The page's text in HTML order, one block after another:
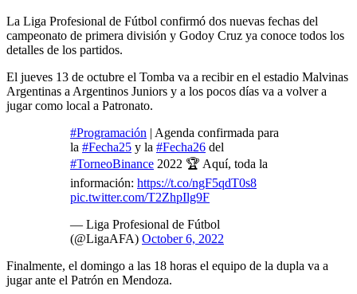
La Liga Profesional de Fútbol confirmó dos nuevas fechas del
campeonato de primera división y Godoy Cruz ya conoce todos los
detalles de los partidos.
El jueves 13 de octubre el Tomba va a recibir en el estadio Malvinas
Argentinas a Argentinos Juniors y a los pocos días va a volver a
jugar como local a Patronato.
#Programación | Agenda confirmada para
la #Fecha25 y la #Fecha26 del
#TorneoBinance 2022 🏆 Aquí, toda la
información: https://t.co/ngF5qdT0s8
pic.twitter.com/T2ZhpIlg9F
— Liga Profesional de Fútbol
(@LigaAFA) October 6, 2022
Finalmente, el domingo a las 18 horas el equipo de la dupla va a
jugar ante el Patrón en Mendoza.